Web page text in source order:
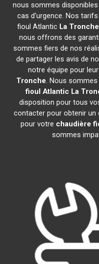
nous sommes
cas d'urgence. Nos
fioul Atlantic La Tronche
nous offrons des
sommes fiers de nos
de partager les avis de
notre équipe pour leur
Tronche. Nous
fioul Atlantic La
disposition pour tous
contacter pour obtenir un
pour votre chaudière
sommes